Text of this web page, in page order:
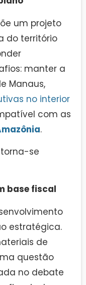
um projeto
do território
manter a
Manaus,
no interior
com as
.
se
base fiscal
estratégica.
de
questão
no debate